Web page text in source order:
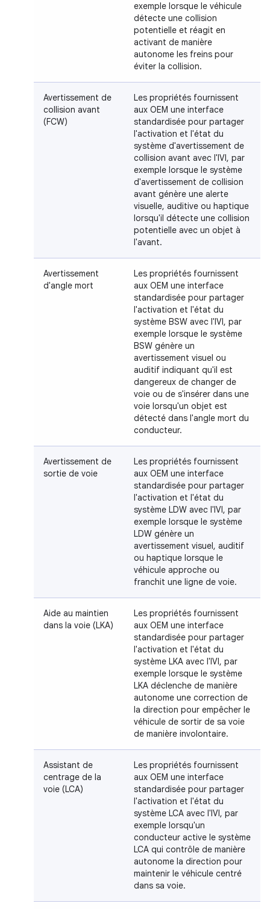
exemple lorsque le véhicule
détecte une collision
potentielle et réagit en
activant de manière
autonome les freins pour
éviter la collision.
Avertissement de
collision avant
(FCW)
Les propriétés fournissent
aux OEM une interface
standardisée pour partager
l'activation et l'état du
système d'avertissement de
collision avant avec l'IVI, par
exemple lorsque le système
d'avertissement de collision
avant génère une alerte
visuelle, auditive ou haptique
lorsqu'il détecte une collision
potentielle avec un objet à
l'avant.
Avertissement
d'angle mort
Les propriétés fournissent
aux OEM une interface
standardisée pour partager
l'activation et l'état du
système BSW avec l'IVI, par
exemple lorsque le système
BSW génère un
avertissement visuel ou
auditif indiquant qu'il est
dangereux de changer de
voie ou de s'insérer dans une
voie lorsqu'un objet est
détecté dans l'angle mort du
conducteur.
Avertissement de
sortie de voie
Les propriétés fournissent
aux OEM une interface
standardisée pour partager
l'activation et l'état du
système LDW avec l'IVI, par
exemple lorsque le système
LDW génère un
avertissement visuel, auditif
ou haptique lorsque le
véhicule approche ou
franchit une ligne de voie.
Aide au maintien
dans la voie (LKA)
Les propriétés fournissent
aux OEM une interface
standardisée pour partager
l'activation et l'état du
système LKA avec l'IVI, par
exemple lorsque le système
LKA déclenche de manière
autonome une correction de
la direction pour empêcher le
véhicule de sortir de sa voie
de manière involontaire.
Assistant de
centrage de la
voie (LCA)
Les propriétés fournissent
aux OEM une interface
standardisée pour partager
l'activation et l'état du
système LCA avec l'IVI, par
exemple lorsqu'un
conducteur active le système
LCA qui contrôle de manière
autonome la direction pour
maintenir le véhicule centré
dans sa voie.